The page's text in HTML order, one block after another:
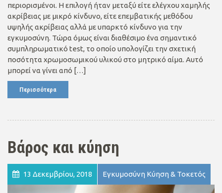
περιορισμένοι. Η επιλογή ήταν μεταξύ είτε ελέγχου χαμηλής
ακρίβειας με μικρό κίνδυνο, είτε επεμβατικής μεθόδου
υψηλής ακρίβειας αλλά με υπαρκτό κίνδυνο για την
εγκυμοσύνη. Τώρα όμως είναι διαθέσιμο ένα σημαντικό
συμπληρωματικό test, το οποίο υπολογίζει την σχετική
ποσότητα χρωμοσωμικού υλικού στο μητρικό αίμα. Αυτό
μπορεί να γίνει από […]
Περισσότερα
Βάρος και κύηση
13 Δεκεμβρίου, 2018 Εγκυμοσύνη Κύηση & Τοκετός